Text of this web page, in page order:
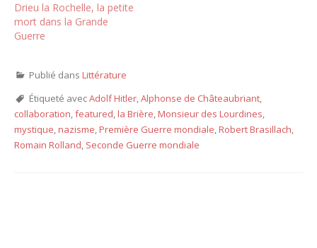
Drieu la Rochelle, la petite
mort dans la Grande
Guerre
Publié dans Littérature
Étiqueté avecAdolf Hitler,Alphonse de Châteaubriant,
collaboration,featured,la Brière,Monsieur des Lourdines,
mystique,nazisme,Première Guerre mondiale,Robert Brasillach,
Romain Rolland, Seconde Guerre mondiale